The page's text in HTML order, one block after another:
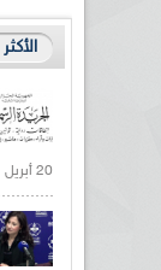
20 أبريل 2021 |